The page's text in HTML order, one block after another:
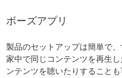
ボーズアプリ
製品のセットアップは簡単で、
家中で同じコンテンツを再生
ンテンツを聴いたりすること